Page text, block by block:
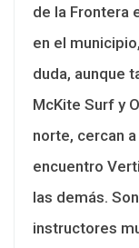
de la Frontera
en el
duda, aunque
McKite Surf y
norte, cercan
encuentro
las demás.
instructores